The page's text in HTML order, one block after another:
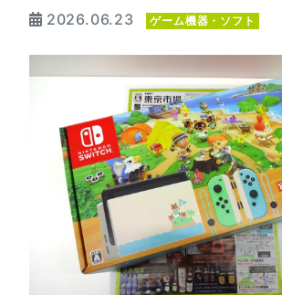
2026.06.23 ゲーム機器・ソフト